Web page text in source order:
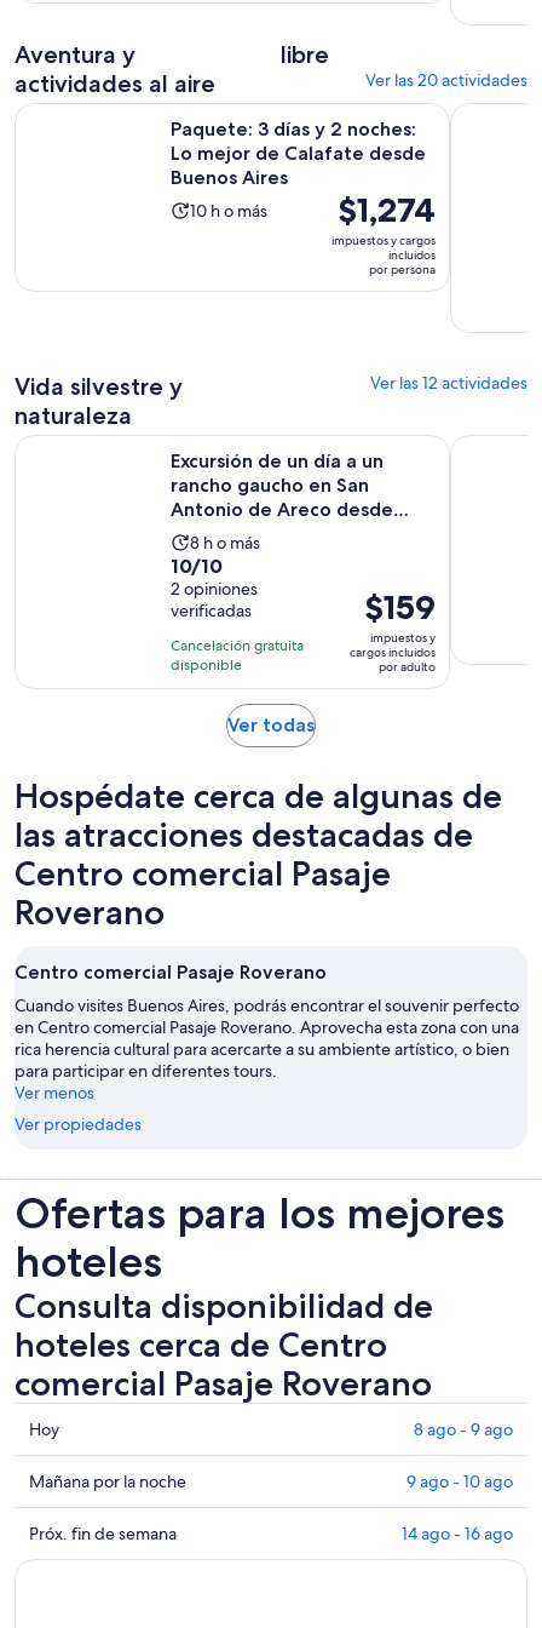
y
Aventura y
actividades al aire
libre
Ver las 20 actividades
Paquete: 3 días y 2 noches:
Lo mejor de Calafate desde
Buenos Aires
La
10
10 h o más
El
precio
es
$1,274
impuestos y cargos
incluidos
por persona
Paquete: 3 días y 2 noches: Lo mejor de Calafate desde
Recoleta
Vida silvestre y
naturaleza
Ver las 12 actividades
Excursión de un día a un
rancho gaucho en San
Antonio de Areco desde
Buenos...
La
actividad
dura
8
horas
8 h o más
10.0
de
10
con
2
opiniones
10/10
2 opiniones
verificadas
Cancelación gratuita
disponible
El
precio
es
de
$159
impuestos y
cargos incluidos
por adulto
Excursión de un día a un rancho gaucho en San Antonio de
Día de
Ver todasSe
una
nueva
pestaña
Hospédate cerca de algunas de
las atracciones destacadas de
Centro comercial Pasaje
Roverano
Centro comercial Pasaje Roverano
Cuando visites Buenos Aires, podrás encontrar el souvenir perfecto
en Centro comercial Pasaje Roverano. Aprovecha esta zona con una
rica herencia cultural para acercarte a su ambiente artístico, o bien
para participar en diferentes tours.
Ver menos
Ver propiedades
Ofertas para los mejores
hoteles
Consulta disponibilidad de
hoteles cerca de Centro
comercial Pasaje Roverano
Consultar
los
precios
cerca
de
Centro
Hoy 8 ago - 9 ago
Consultar
precios
cerca
de
Mañana por la noche 9 ago - 10 ago
Consultar
precios
Próx. fin de semana 14 ago - 16 ago